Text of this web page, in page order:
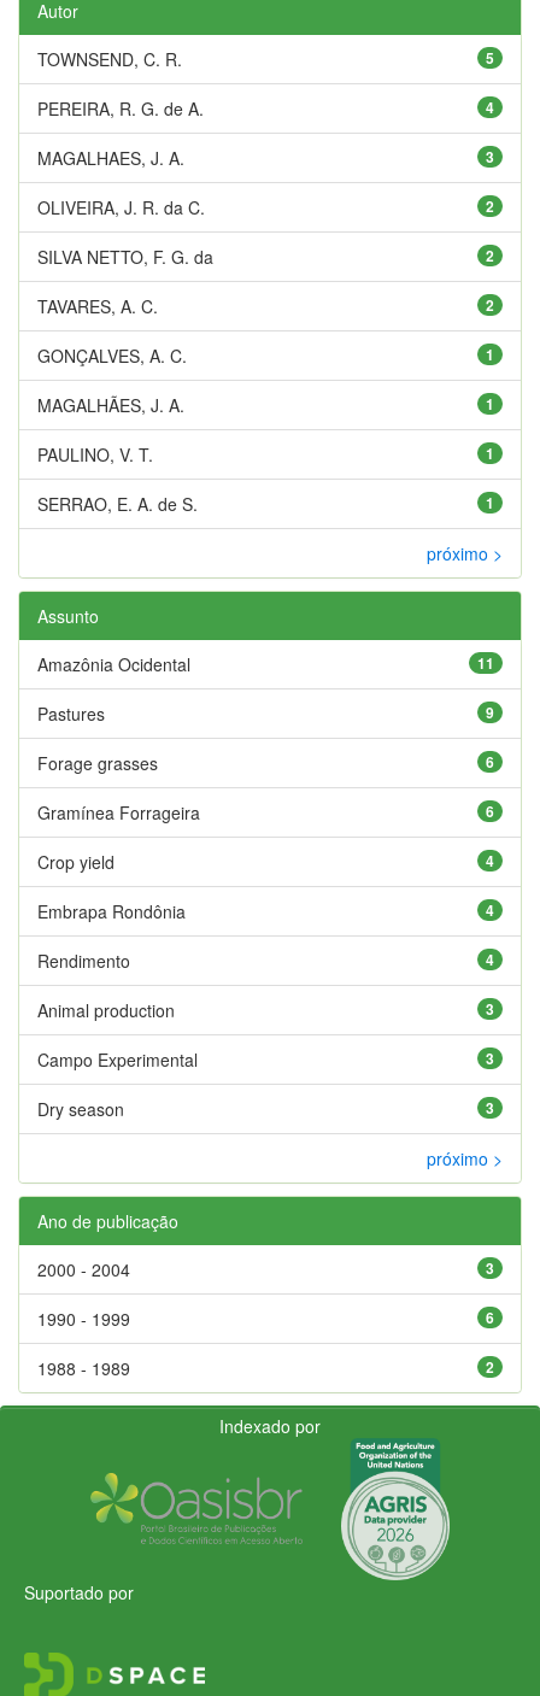
Autor
5
TOWNSEND, C. R.
4
PEREIRA, R. G. de A.
3
MAGALHAES, J. A.
2
OLIVEIRA, J. R. da C.
2
SILVA NETTO, F. G. da
2
TAVARES, A. C.
1
GONÇALVES, A. C.
1
MAGALHÃES, J. A.
1
PAULINO, V. T.
1
SERRAO, E. A. de S.
próximo >
Assunto
11
Amazônia Ocidental
9
Pastures
6
Forage grasses
6
Gramínea Forrageira
4
Crop yield
4
Embrapa Rondônia
4
Rendimento
3
Animal production
3
Campo Experimental
3
Dry season
próximo >
Ano de publicação
3
2000 - 2004
6
1990 - 1999
2
1988 - 1989
Indexado por
Suportado por